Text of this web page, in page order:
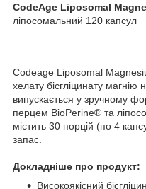
CodeAge Liposomal
ліпосомальний 120 капсул
Codeage Liposomal
хелату бісгліцинату
випускається у зручному
перцем BioPerine® та
містить 30 порцій (по 4
запас.
Докладніше про продукт:
Високоякісний